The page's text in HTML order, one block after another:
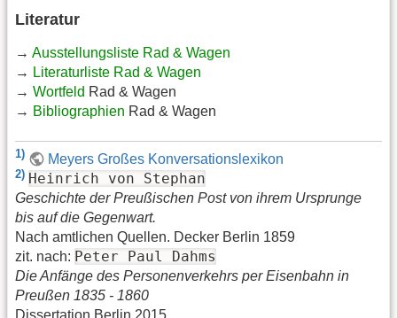
Literatur
→ Ausstellungsliste Rad & Wagen
→ Literaturliste Rad & Wagen
→ Wortfeld Rad & Wagen
→ Bibliographien Rad & Wagen
1) Meyers Großes Konversationslexikon
2) Heinrich von Stephan
Geschichte der Preußischen Post von ihrem Ursprunge
bis auf die Gegenwart.
Nach amtlichen Quellen. Decker Berlin 1859
zit. nach: Peter Paul Dahms
Die Anfänge des Personenverkehrs per Eisenbahn in
Preußen 1835 - 1860
Dissertation Berlin 2015